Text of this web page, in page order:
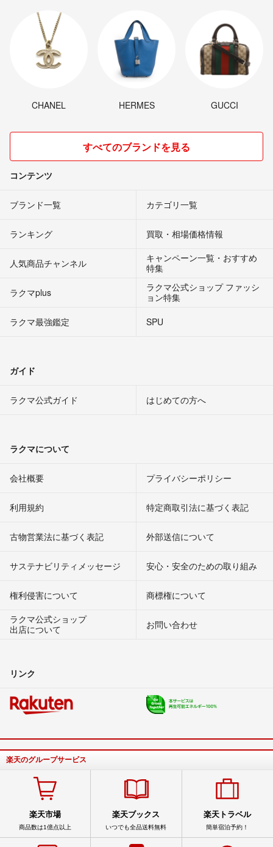
CHANEL HERMES GUCCI
すべてのブランドを見る
コンテンツ
ブランド一覧 カテゴリ一覧
ランキング 買取・相場価格情報
人気商品チャンネル
キャンペーン一覧・おすすめ
特集
ラクマplus
ラクマ公式ショップ ファッシ
ョン特集
ラクマ最強鑑定
SPU
ガイド
ラクマ公式ガイド はじめての方へ
ラクマについて
会社概要 プライバシーポリシー
利用規約 特定商取引法に基づく表記
古物営業法に基づく表記 外部送信について
サステナビリティメッセージ 安心・安全のための取り組み
権利侵害について
商標権について
ラクマ公式ショップ
出店について
お問い合わせ
リンク
楽天のグループサービス
楽天市場
商品数は1億点以上
楽天ブックス
いつでも全品送料無料
楽天トラベル
簡単宿泊予約！